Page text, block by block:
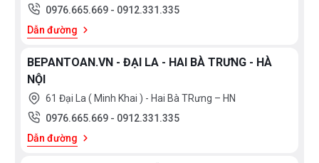
0976.665.669 - 0912.331.335
Dẫn đường
BEPANTOAN.VN - ĐẠI LA - HAI BÀ TRƯNG - HÀ
NỘI
61 Đại La ( Minh Khai ) - Hai Bà TRưng – HN
0976.665.669 - 0912.331.335
Dẫn đường